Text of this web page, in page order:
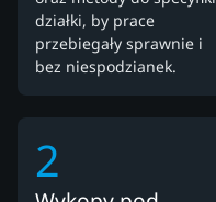
działki, by prace
przebiegały sprawnie i
bez niespodzianek.
2